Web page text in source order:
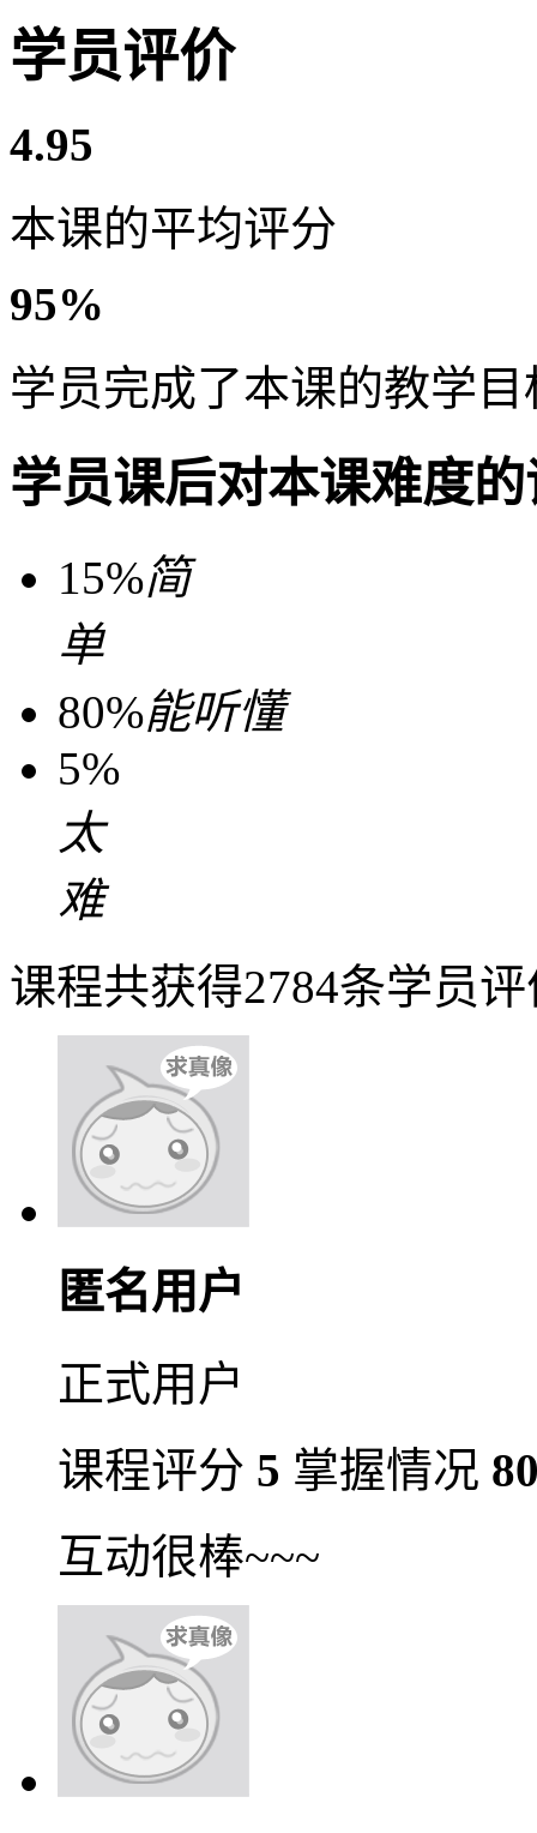
学员评价
4.95
本课的平均评分
95%
学员完成了本课的教学目
学员课后对本课难度
15%简
单
80%能听懂
5%
太
难
课程共获得2784条学员
匿名用户
正式用户
课程评分 5 掌握情况
互动很棒~~~